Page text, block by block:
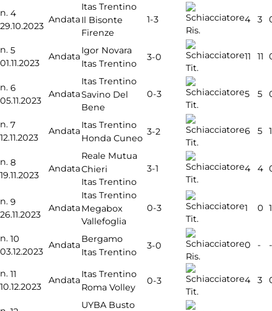
n. 4
29.10.2023
Andata
Itas Trentino
Il Bisonte
Firenze
1-3
Ris.
4 3
n. 5
01.11.2023
Andata
Igor Novara
Itas Trentino
3-0
Tit.
11 11
n. 6
05.11.2023
Andata
Itas Trentino
Savino Del
Bene
0-3
Tit.
5 5
n. 7
12.11.2023
Andata
Itas Trentino
Honda Cuneo
3-2
Tit.
6 5 1
n. 8
19.11.2023
Andata
Reale Mutua
Chieri
Itas Trentino
3-1
Tit.
4 4
n. 9
26.11.2023
Andata
Itas Trentino
Megabox
Vallefoglia
0-3
Tit.
1 0 1
n. 10
03.12.2023
Andata
Bergamo
Itas Trentino
3-0
Ris.
0 - -
n. 11
10.12.2023
Andata
Itas Trentino
Roma Volley
0-3
Tit.
4 3
UYBA Busto